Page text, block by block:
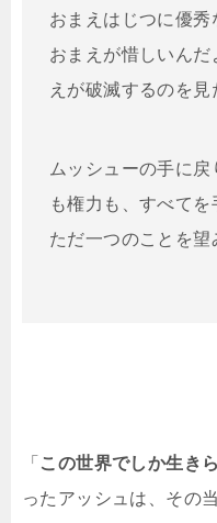
おまえはじつに優
おまえが惜しいんだ
えが破滅するのを見
ムッシューの手に
も権力も、すべてを
ただ一つのことを望
「 この世界でしか生き
ったアッシュは、その